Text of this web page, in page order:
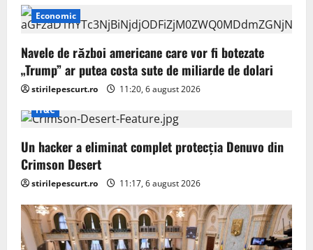
Economic
Navele de război americane care vor fi botezate
„Trump” ar putea costa sute de miliarde de dolari
stirilepescurt.ro
11:20, 6 august 2026
IT&C
Un hacker a eliminat complet protecția Denuvo din
Crimson Desert
stirilepescurt.ro 11:17, 6 august 2026